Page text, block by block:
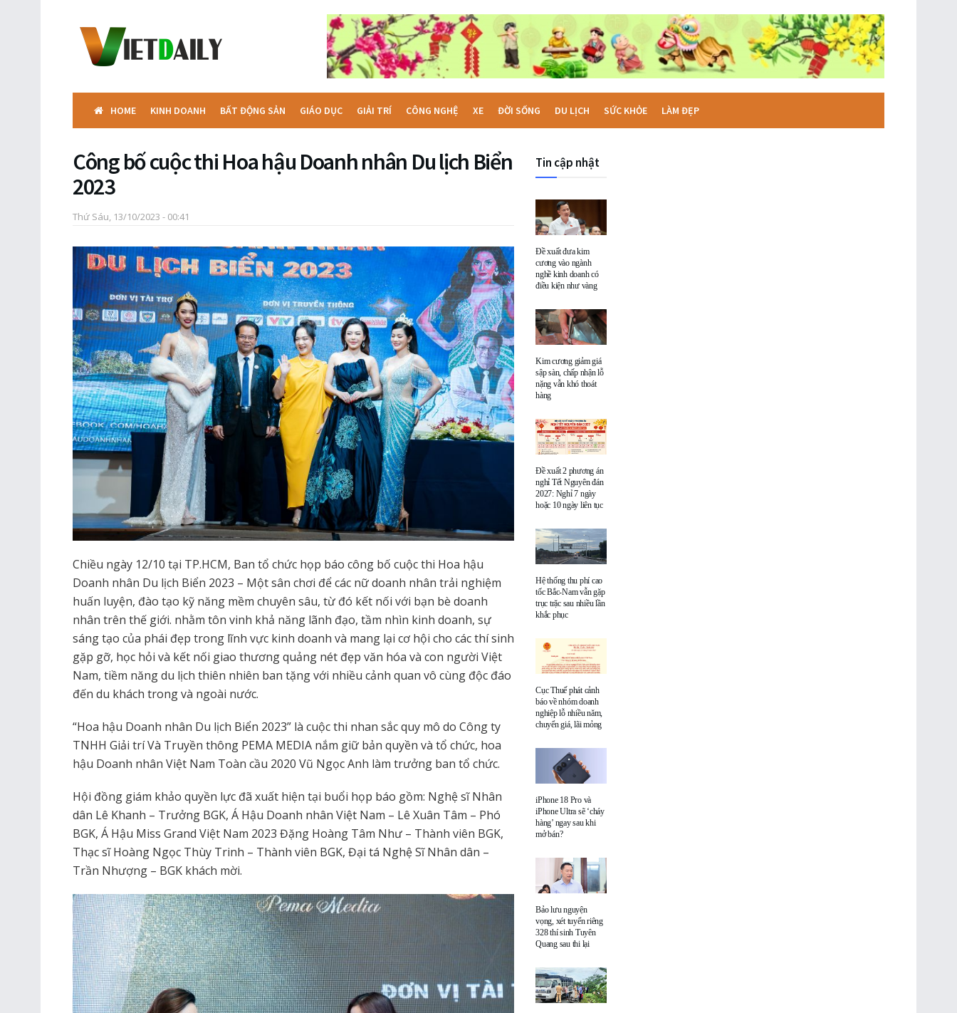
HOME KINH DOANH BẤT ĐỘNG SẢN GIÁO DỤC GIẢI TRÍ CÔNG NGHỆ XE ĐỜI SỐNG DU LỊCH SỨC KHỎE LÀM ĐẸP
Công bố cuộc thi Hoa hậu Doanh nhân Du lịch Biển
2023
Thứ Sáu, 13/10/2023 - 00:41
Chiều ngày 12/10 tại TP.HCM, Ban tổ chức họp báo công bố cuộc thi Hoa hậu
Doanh nhân Du lịch Biển 2023 – Một sân chơi để các nữ doanh nhân trải nghiệm
huấn luyện, đào tạo kỹ năng mềm chuyên sâu, từ đó kết nối với bạn bè doanh
nhân trên thế giới. nhằm tôn vinh khả năng lãnh đạo, tầm nhìn kinh doanh, sự
sáng tạo của phái đẹp trong lĩnh vực kinh doanh và mang lại cơ hội cho các thí sinh
gặp gỡ, học hỏi và kết nối giao thương quảng nét đẹp văn hóa và con người Việt
Nam, tiềm năng du lịch thiên nhiên ban tặng với nhiều cảnh quan vô cùng độc đáo
đến du khách trong và ngoài nước.
“Hoa hậu Doanh nhân Du lịch Biển 2023” là cuộc thi nhan sắc quy mô do Công ty
TNHH Giải trí Và Truyền thông PEMA MEDIA nắm giữ bản quyền và tổ chức, hoa
hậu Doanh nhân Việt Nam Toàn cầu 2020 Vũ Ngọc Anh làm trưởng ban tổ chức.
Hội đồng giám khảo quyền lực đã xuất hiện tại buổi họp báo gồm: Nghệ sĩ Nhân
dân Lê Khanh – Trưởng BGK, Á Hậu Doanh nhân Việt Nam – Lê Xuân Tâm – Phó
BGK, Á Hậu Miss Grand Việt Nam 2023 Đặng Hoàng Tâm Như – Thành viên BGK,
Thạc sĩ Hoàng Ngọc Thùy Trinh – Thành viên BGK, Đại tá Nghệ Sĩ Nhân dân –
Trần Nhượng – BGK khách mời.
Tin cập nhật
Đề xuất đưa kim
cương vào ngành
nghề kinh doanh có
điều kiện như vàng
Kim cương giảm giá
sập sàn, chấp nhận lỗ
nặng vẫn khó thoát
hàng
Đề xuất 2 phương án
nghỉ Tết Nguyên đán
2027: Nghỉ 7 ngày
hoặc 10 ngày liên tục
Hệ thống thu phí cao
tốc Bắc-Nam vẫn gặp
trục trặc sau nhiều lần
khắc phục
Cục Thuế phát cảnh
báo về nhóm doanh
nghiệp lỗ nhiều năm,
chuyển giá, lãi mỏng
iPhone 18 Pro và
iPhone Ultra sẽ ‘cháy
hàng’ ngay sau khi
mở bán?
Bảo lưu nguyện
vọng, xét tuyển riêng
328 thí sinh Tuyên
Quang sau thi lại